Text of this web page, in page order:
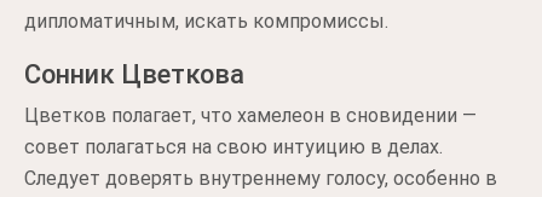
дипломатичным, искать компромиссы.
Сонник Цветкова
Цветков полагает, что хамелеон в сновидении —
совет полагаться на свою интуицию в делах.
Следует доверять внутреннему голосу, особенно в